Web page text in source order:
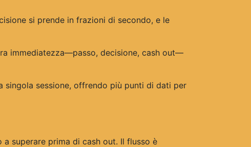
si prende in frazioni di secondo, e le
immediatezza—passo, decisione, cash out—
singola sessione, offrendo più punti di dati per
superare prima di cash out. Il flusso è